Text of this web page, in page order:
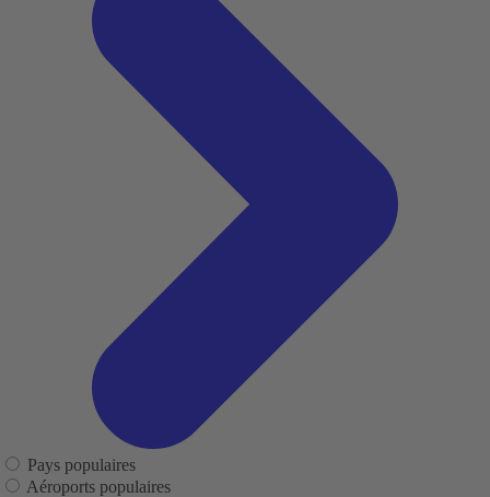
Pays populaires
Aéroports populaires